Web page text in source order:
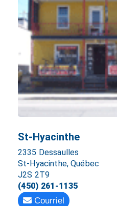
St-Hyacinthe
2335 Dessaulles
St-Hyacinthe, Québec
J2S 2T9
(450) 261-1135
Courriel